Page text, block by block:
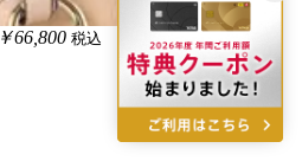
￥66,800 税込